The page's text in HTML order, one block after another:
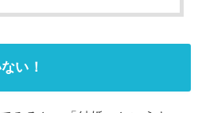
い！